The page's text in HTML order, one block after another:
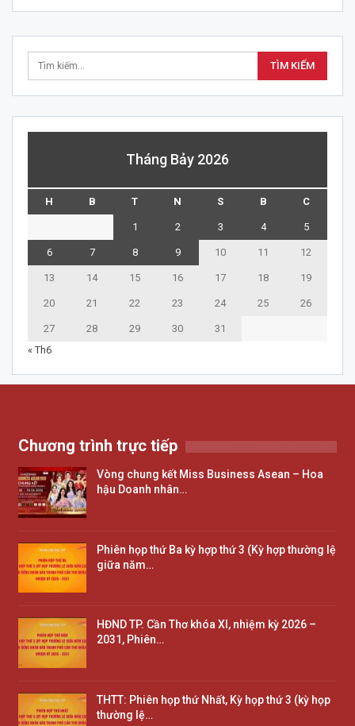
Tháng Bảy 2026
H B T N S B C
1 2 3 4 5
6 7 8 9 10 11 12
13 14 15 16 17 18 19
20 21 22 23 24 25 26
27 28 29 30
31
« Th6
Chương trình trực tiếp
Vòng chung kết Miss Business Asean – Hoa
hậu Doanh nhân…
Phiên họp thứ Ba kỳ hợp thứ 3 (Kỳ hợp thường lệ
giữa năm…
HĐND TP. Cần Thơ khóa XI, nhiệm kỳ 2026 –
2031, Phiên…
THTT: Phiên họp thứ Nhất, Kỳ họp thứ 3 (kỳ họp
thường lệ…